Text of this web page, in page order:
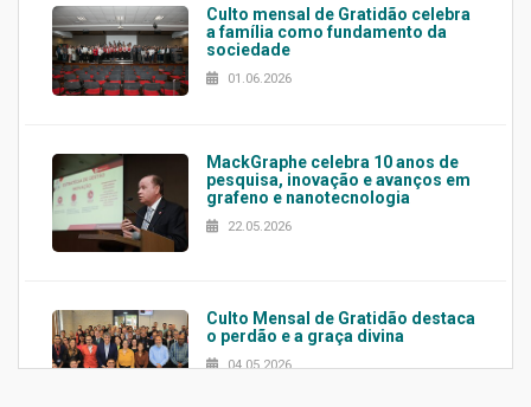
Culto mensal de Gratidão celebra
a família como fundamento da
sociedade
01.06.2026
MackGraphe celebra 10 anos de
pesquisa, inovação e avanços em
grafeno e nanotecnologia
22.05.2026
Culto Mensal de Gratidão destaca
o perdão e a graça divina
04.05.2026